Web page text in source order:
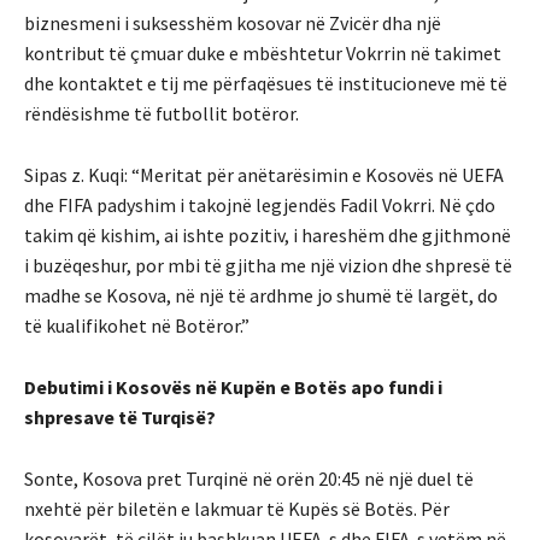
biznesmeni i suksesshëm kosovar në Zvicër dha një
kontribut të çmuar duke e mbështetur Vokrrin në takimet
dhe kontaktet e tij me përfaqësues të institucioneve më të
rëndësishme të futbollit botëror.
Sipas z. Kuqi: “Meritat për anëtarësimin e Kosovës në UEFA
dhe FIFA padyshim i takojnë legjendës Fadil Vokrri. Në çdo
takim që kishim, ai ishte pozitiv, i hareshëm dhe gjithmonë
i buzëqeshur, por mbi të gjitha me një vizion dhe shpresë të
madhe se Kosova, në një të ardhme jo shumë të largët, do
të kualifikohet në Botëror.”
Debutimi i Kosovës në Kupën e Botës apo fundi i
shpresave të Turqisë?
Sonte, Kosova pret Turqinë në orën 20:45 në një duel të
nxehtë për biletën e lakmuar të Kupës së Botës. Për